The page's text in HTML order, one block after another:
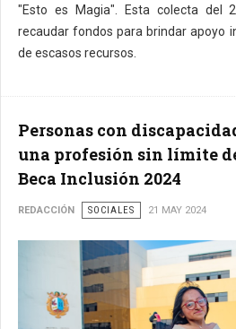
"Esto es Magia". Esta colecta del
recaudar fondos para brindar apoyo
de escasos recursos.
Personas con
una profesión sin límite
Beca Inclusión 2024
REDACCIÓN SOCIALES 21 MAY 2024